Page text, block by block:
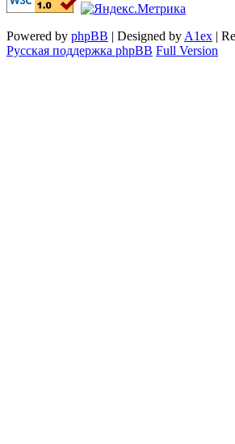
Powered by phpBB | Designed by A1ex |
Русская поддержка phpBB Full Version